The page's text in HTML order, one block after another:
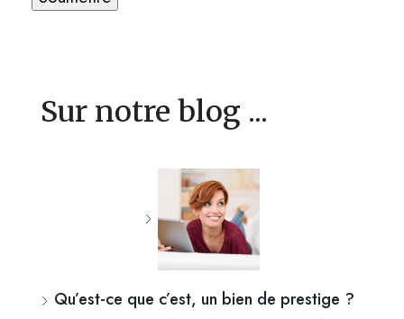
Sur notre blog ...
Qu’est-ce que c’est, un bien de prestige ?